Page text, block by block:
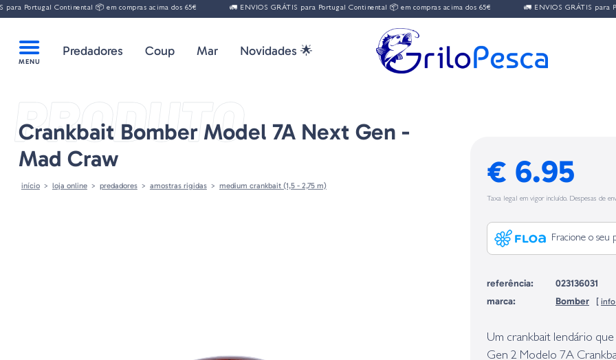
Portugal Continental 📦 em compras acima dos 65€ 🚛 ENVIOS GRÁTIS para Portugal Continental 📦 em compras acima dos 65€ 🚛 ENVIOS GRÁTIS para
Predadores Coup Mar Novidades 🌟
PRODUTO
Crankbait Bomber Model 7A Next Gen -
Mad Craw
início loja online predadores amostras rigidas medium crankbait (1,5 - 2,75 m) € 6.95
Taxa legal em vigor incluído. Despesas de
Fracione o
referência:
023136031
marca:
Bomber [ info
Um crankbait lendário
Gen 2 Modelo 7A